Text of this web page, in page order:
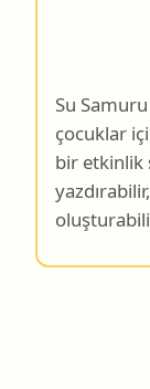
bir etkinlik